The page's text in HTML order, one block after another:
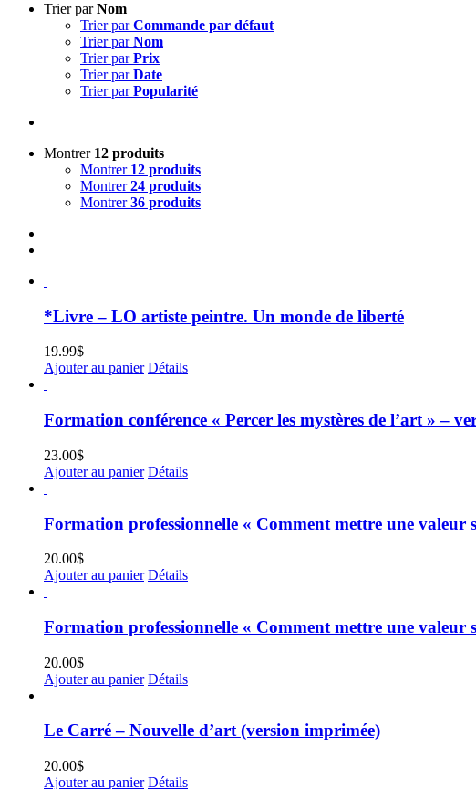
Trier parNom
Trier parCommande par défaut
Trier parNom
Trier parPrix
Trier parDate
Trier parPopularité
Montrer 12 produits
Montrer 12 produits
Montrer24 produits
Montrer36 produits
*Livre – LO artiste peintre. Un monde de liberté
19.99$
Ajouter au panier Détails
Formation conférence « Percer les mystères de l’art » –
23.00$
Ajouter au panier Détails
Formation professionnelle « Comment mettre une
20.00$
Ajouter au panier Détails
Formation professionnelle « Comment mettre une
20.00$
Ajouter au panier Détails
Le Carré – Nouvelle d’art (version imprimée)
20.00$
Ajouter au panier Détails